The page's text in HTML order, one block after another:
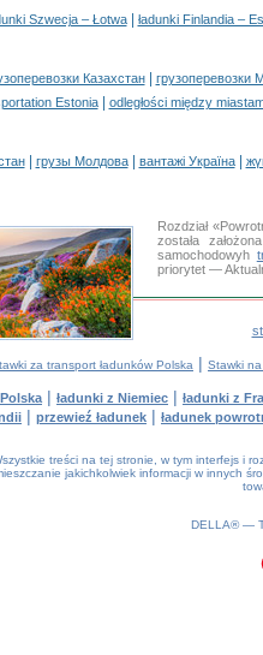
Szwecja – Łotwa| ładunki Finlandia –
Казахстан|
грузоперевозки
Estonia| odległości między
| грузы Молдова| вантажі Україна|
Rozdział
została
samochodowyh
priorytet —
za transport ładunków Polska | Stawki
| ładunki z Niemiec | ładunki z
| przewieź ładunek | ładunek
treści na tej stronie, w tym interfejs i
jakichkolwiek informacji w innych
DELLA® —